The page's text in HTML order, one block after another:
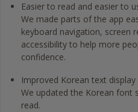
Easier to read and easier to
We made parts of the app
keyboard navigation, screen
accessibility to help more
confidence.
Improved Korean text display
We updated the Korean font
read.